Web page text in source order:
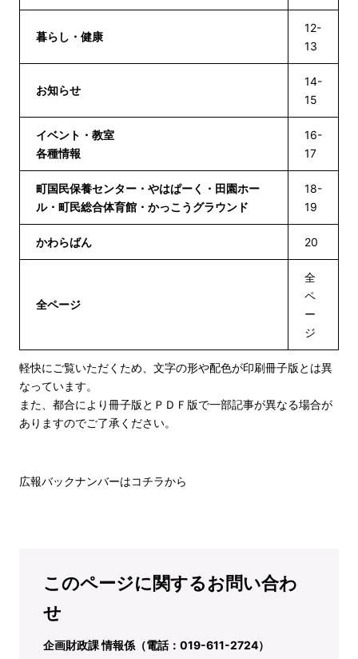
暮らし・健康
12-
13
お知らせ
14-
15
イベント・教室
各種情報
16-
17
町国民保養センター・やはぱーく・田園ホー
ル・町民総合体育館・かっこうグラウンド
18-
19
かわらばん 20
全ページ
全
ペ
ー
ジ
軽快にご覧いただくため、文字の形や配色が印刷冊子版とは異
なっています。
また、都合により冊子版とＰＤＦ版で一部記事が異なる場合が
ありますのでご了承ください。
広報バックナンバーはコチラから
このページに関するお問い合わ
せ
企画財政課 情報係（電話：019-611-2724）